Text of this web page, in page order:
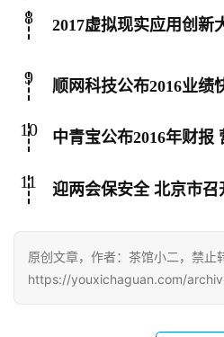
8 2017虚拟现实应用创新
9 顺网科技公布2016业绩
10 中青宝公布2016年财报
11 迎两会保安全 北京市
原创文章，作者：茶馆小二，禁止
https://youxichaguan.com/